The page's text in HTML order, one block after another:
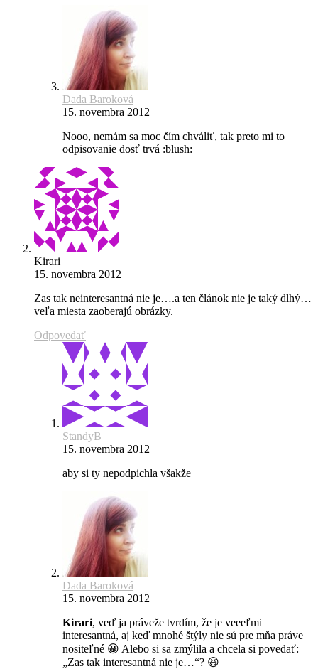
Dada Baroková
15. novembra 2012
Nooo, nemám sa moc čím chváliť, tak preto mi to
odpisovanie dosť trvá :blush:
Kirari
15. novembra 2012
Zas tak neinteresantná nie je….a ten článok nie je taký dlhý…
veľa miesta zaoberajú obrázky.
Odpovedať
StandyB
15. novembra 2012
aby si ty nepodpichla všakže
Dada Baroková
15. novembra 2012
Kirari, veď ja práveže tvrdím, že je veeeľmi
interesantná, aj keď mnohé štýly nie sú pre mňa práve
nositeľné 😀 Alebo si sa zmýlila a chcela si povedať:
„Zas tak interesantná nie je…“? 😆